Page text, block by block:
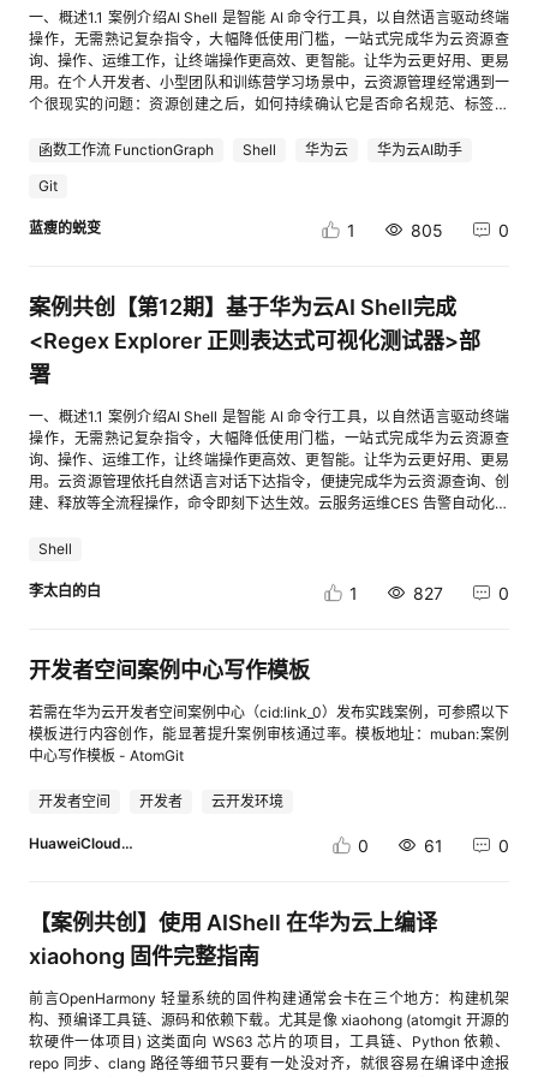
README 和运行验证等 9 项待办。经授权后，智能体在当前项目目录中生
成 package.json、app.js、db.js、EJS 页面和样式文件，并执行 npm
install 与 npm start。图 13 码道开发任务清单图 14 码道批量生成项目文件
7.3 自动运行与路由验证项目启动后，码道通过 PowerShell Invoke-
WebRequest 对首页、详情页、管理员登录、后台拦截、搜索和错误页面进
显示主要路由均达到预期状态码。7.4 测试与文档生成在完成人工功能操作
后，继续让码道读取 app.js 和 db.js，生成测试与验收记录、核心代码说明
例文档提供了结构化材料。图 15 码道生成测试与验收记录7.5 使用过程留痕
保留需求分析、需求修订、任务清单、文件变更和自动测试截图。保留码道
代金券余额或抵扣记录截图。图 16 码道个人用量与活跃记录图 17 专业版使
用记录8 实践验证与测试8.1 测试方法项目采用自动路由测试与人工功能测试
相结合的方法。自动测试用于快速确认 HTTP 状态码、搜索内容和登录重定
向；人工测试用于验证页面展示、表单交互、评价持久化、平均分变化、管
果GET /200200通过GET /dishes/1200200通过GET
/admin/login200200通过GET /admin/dishes（未登录）302302通过GET
/admin/reviews（未登录）302302通过GET /?q=红烧200 且包含红烧肉
符合通过GET /dishes/9999404404通过POST /admin/login（正确账号）
302 到 /admin/dishes符合通过8.3 普通用户功能测试用例测试内容结果
搜索“红烧”仅返回红烧肉通过TU-03菜品详情与历史评价显示通过TU-04提
在通过TU-06姓名为空、评分未选时显示错误提示通过TU-07不存在菜品显
TA-06查看全部评价记录通过TA-07退出登录后需重新登录通过TA-08图片
状态结果dishes8 条演示菜品9 条，含人工测试新增 1 条通过reviews8 条演
示评价11 条，含人工测试与视频演示新增 3 条通过admins1 个
admin/admin123存在通过重复启动不重复插入初始化数据数据不翻倍通过
普通用户菜品浏览、搜索、详情查看、评分评价，以及管理员登录、菜品增
现影响演示和提交的严重问题。项目已达到最小可交付、可运行、可验证和
稳定版本并重新打开浏览器工作区后，node -v 与 npm -v 正常返回。数据
库层选择 Node.js 内置 node:sqlite，避免 sqlite3 或 better-sqlite3 在
Windows 下可能出现的原生编译依赖问题。9.2 数据库首次初始化与重复启
入演示数据。解决方式是使用 fs.existsSync 创建 data 目录，CREATE
TABLE IF NOT EXISTS 建表，并通过 COUNT(*) 判断表是否为空后再插入
初始数据。9.3 平均评分与无评价菜品显示菜品列表既要显示有评价菜品的
平均分，也要保留无评价菜品。系统使用 LEFT JOIN 保留全部菜品，用
器缓存后，数据可能丢失；管理员操作不会自动同步给所有用户；适合演
示、原型和单机使用，不适合正式多人系统。正式用于学校食堂时，需要增
加：后端 API；数据库；用户登录；管理员身份认证；服务器端权限控制。
3.6 本地运行和功能验证保存 index.html 后，可以直接使用浏览器打开文件
进行验证，也可以使用本地静态服务器运行。建议按以下顺序进行检查：顾
否能够打开和关闭；评价表单验证是否完整；新增评价后，“我的评价”是否
志是否正常；数据统计是否随数据变化更新；刷新页面后数据是否仍然存
买弹性云服务器 ECS登录华为云控制台，搜索“弹性云服务器 ECS”，购买一
码或密钥。3.7.2 配置安全组进入 ECS 的安全组配置页面，检查入方向规
则。至少开放：22：SSH 登录 80：HTTP 访问如后续配置 HTTPS，再开
放：443：HTTPS 访问如果 Nginx 已启动但浏览器无法访问，首先检查安
全组是否放行 80 端口。3.7.3 使用 SSH 登录服务器在本地终端执行：ssh
root@服务器公网IP如果服务器使用其他用户名，可执行：ssh ubuntu@服
务器公网IP首次连接时，终端会询问是否信任服务器指纹，输入：yes然后
输入密码或使用私钥完成登录。3.7.4 安装并启动 Nginx执行以下命令：
sudo apt update sudo apt install nginx -y 启动 Nginx，并设置开机自动启
动：sudo systemctl start nginx sudo systemctl enable nginx在浏览器中
访问：http://服务器公网IP如果看到 Nginx 欢迎页面，说明 ECS、安全组和
IP:/var/www/html/index.html也可以先上传到用户目录，再登录服务器执
行：sudo cp index.html /var/www/html/index.html检查文件是否存在：ls
-lh /var/www/html/确认目录中存在：index.html重新访问：http://服务器
Nginx 默认站点配置：sudo nano /etc/nginx/sites-available/default核心
/var/www/html; index index.html; location / { try_files $uri $uri/ =404; } }
修改完成后，先检查语法：sudo nginx -t 确认配置正常后，重新加载
Nginx：sudo systemctl reload nginx3.7.7 OBS 访问 HTML 时直接下载的
但在部分场景中，使用 OBS 默认域名访问 HTML 对象时，响应头可能包
而不是直接渲染页面。使用自定义域名通常可以调整访问方式，但还需要配
需长期对外使用，可继续完成：购买域名；将域名解析到 ECS 公网 IP；在
Nginx 中配置域名；申请 HTTPS 证书；开放 443 端口。使用 Certbot 配置
HTTPS 时，可参考以下命令：sudo apt install certbot python3-certbot-
nginx -y sudo certbot --nginx -d 你的域名.com域名解析、备案和证书配
置不属于本案例的必做范围。3.8 运行结果与注意事项完成以上步骤后，系
统应具备以下能力：顾客浏览、搜索、筛选和评价菜品；顾客查看和修改自
己的评价；管理员维护菜品、分类和评价；管理员查看统计信息并导出
CSV；数据在当前浏览器中持久保存；网页通过 ECS 公网 IP 在线访问。需
与菜单查询、个人偏好、评价审核、改进任务、数据看板、用户管理、管理
员自身保护、顾客端菜单与移动导航等流程。测试运行依赖本地 MySQL、
已执行的 Prisma 迁移和种子数据；完整云端 Playwright 回归不在本次范
围。4.3 华为云部署与公网验证部署架构如图 7 所示：浏览器请求先到达
EIP 1.94.198.53，进入 ECS 上的 Nginx；Nginx 直接提供 React 静态页面
NestJS API；API 由 PM2 管理，并通过 VPC 私网访问 RDS for MySQL。
译二进制下载失败，替换为纯 JavaScript 实现的 bcryptjs 后种子脚本可正
常执行。二是 RDS 密码中的 $ 需要在 DATABASE_URL 中编码为 %24，否
则 Prisma 报 P1013 连接 URL 格式错误。修正后成功应用 2 条迁移，并初
验证的内容包括：首页 http://1.94.198.53/健康检查 /api/v1/health菜品接口
/api/v1/dishes?pageSize=1指定日期和餐次的 menu-items 查询菜品图片
静态资源加载五、案例总结与资源说明本案例展示了如何借助 CodeArts
Agent 的 Spec-Driven 模式，将食堂菜品评价管理系统的业务规格拆分为
可执行任务，并在实现、调试与部署阶段持续协作。Agent 的价值在于加速
任务分解、代码生成和问题定位，而业务边界、代码变更和测试结果仍需人
工确认。
代码：帮我总结项目，生成README文档，并将代码上传至
https://gitcode.com/sinat_41661654/KeCloud.git码道自动完成代码上传。
四、对话AI Shell，线上部署应用4.1 下载源码登录华为开发者空间，点击AI
Shell图标启动云端环境，下载源码：帮我下载
https://gitcode.com/sinat_41661654/KeCloud.git到本地4.2 规划资源继续
罗列一下项目部署的所需资源。4.3 部署项目选用经济方案，继续对话AI
Shell生成Terraform配置：请使用通用型 s6.large.2(2vCPU/4GB)、Ubuntu
22.04 ECS，单机 Docker Compose 方案生成Terraform配置继续对话AI
apply继续对话AI Shell，连接ECS并部署应用：帮我连接到ECS并部署应用
此，AI Shell上云：码道AgentTeam驱动小微企业SaaS全链路实战案例结
束，各位小伙伴快来开发者空间 AI Shell和华为云码道（CodeArts）代码智
能体体验吧！我正在参加【案例共创】【第12期】基于华为云AI Shell完成
云资源管理、云服务运维和应用部署。
用？此临时凭据仅在您的沙箱环境中存储，不会上传至任何第三方服务器您
可以通过hwcloud logout命令清除已同步的凭据点击“同意”即可，无需手动
配置AK/SK，系统会自动完成身份认证。2.3 确认环境就绪在AI Shell对话框
中输入以下内容，测试是否正常工作：请简单介绍一下你是谁？你具备哪些
技能？如果AI Shell正常回复，说明环境已就绪，可以开始后续操作。三、
华为云账户余额AI Shell会自动调用账单查询技能，返回当前账户余额信
息，包括现金余额、奖励金额等。3.2 查询本月账单汇总继续输入：查询我
2026年7月的账单汇总，按产品类型统计AI Shell会返回本月各云服务的消
场等。实操提示：如果当前月份还没产生费用，可以查询上一个完整月份的
Shell会返回每笔扣费的详细记录，包括：产品类型资源类型资源名称/规格
区域消费金额*末尾都会进行总计汇总，非常的清晰。四、阶段二：闲置资
源识别成本优化的第一步是“找到不该花的钱”。很多开发者开了ECS测试，
用完就忘了关，这种闲置资源是云成本浪费的主要来源。4.1 查询所有ECS
实例状态输入：查询我当前所有ECS实例的列表，包括状态、规格和创建时
些是“已停止”。（目前我只部署了常用的测试服务器，不用的就清理，不占
用资源，保持良好习惯。）4.2 识别低负载实例要找出“开了但几乎没用”的
资源，需要结合监控数据。输入：帮我找出北京区域所有运行中但CPU使用
率持续低于10%的ECS实例AI Shell会调用CES监控技能，查询各实例的
CPU使用率历史数据，筛选出低负载实例。（我北京地区没有实例，输出结
输入：查询我所有未绑定云资源的弹性公网IP（EIP）列表如果发现有未绑
询都不会产生费用，只是读取已有数据进行分析。五、阶段三：成本归属分
输入：查询本月账单，按企业项目维度统计费用5.2 识别未归集资源有些资
源创建时没有绑定企业项目，会导致成本无法归属。输入：找出所有未绑定
企业项目的云资源AI Shell会返回未绑定企业项目的资源清单，你可以据此
进行整改。六、阶段四：设置预算预警6.1 配置预算告警提前设好预算，避
免月底收到“惊喜账单”。输入：帮我设置一个本月费用预算，总额500元，
知）服务，自动配置预算告警规则。但如果安装的是只读类，那他就无法进
行执行和配置，但是会返回信息告知你如何进行操作。如上图所示。注意：
SMN服务会按通知条数收取少量费用，预计全年不超过5元，属于可忽略的
成本。6.2 查看当前消费进度随时掌握本月已用额度：查询本月已消费金
使用完毕后及时清理，可以避免持续计费。7.1 确认待清理资源首先列出所
有可以清理的资源：列出我所有运行中但非生产环境的ECS实例7.2 执行清
理确认无误后，输入：帮我释放实例ID为[实例ID]的ECS，并确认释放成功
所以这里我就不演示了，大家按需求执行即可。安全提示：执行清理操作
前，务必确认资源上没有重要数据建议先对关键资源做快照或备份释放操作
不可逆，请谨慎操作【案例共创】【第12期】基于华为云AI Shell完成云资
源管理、云服务运维和应用部署
一、概述1.1 案例介绍AI Shell 是智能 AI 命令行工具，以自然语言驱动终端
操作，无需熟记复杂指令，大幅降低使用门槛，一站式完成华为云资源查
询、操作、运维工作，让终端操作更高效、更智能。让华为云更好用、更易
用。在个人开发者、小型团队和训练营学习场景中，云资源管理经常遇到一
个很现实的问题：资源创建之后，如何持续确认它是否命名规范、标签完
入控制台逐项查看，效率低，也容易遗漏。企业级云治理平台能力完整，但
案例使用华为云 AI Shell 辅助设计并生成一个“零成本云资源体检助手”。该
用 Python 完成命名规范、标签合规、过期时间、闲置资源和公开访问检
终实现了以下目标：通过 AI Shell 自然语言交互完成方案设计、代码生成、
项目修正和部署记录整理。使用 GitCode 托管完整项目，代码和配置可复
现。使用 FunctionGraph 运行巡检逻辑，不购买服务器。使用本地模拟资
源清单，不调用真实云 API，不配置 AK/SK。通过函数返回值和日志输出报
告，不使用外部存储或消息服务。对公开仓库中的报告和资源清单提供脱敏
版本，方便案例公开传播。1.2 适用对象企业个人开发者高校学生1.3 案例时
间本案例总时长预计60分钟。1.4 资源总览资源名称规格单价（元）AI Shell
体验版免费FunctionGraph函数每月前100万次调用免费免费华为云资源模
拟免费二、AI Shell 使用指导2.1 获取访问秘钥AK 是Access Key（访问密
钥）的缩写, 用于标识用户身份的唯一 ID, 通常公开传输。SK 是Secret
Key（秘密密钥）的缩写，用于生成请求签名的保密密钥，仅用户和服务端
权访问。备注：如果已有访问密钥，本步骤可以忽略。2.2 登录进入 AI
Shell 环境登录进入开发者空间官网，从侧边栏快捷入口一键拉起 AI Shell。
同意华为云开发者服务协议、隐私声明及开发平台协议。同意将临时访问凭
AI Shell完成云资源管理、云服务运维和应用部署案例方向：云资源管理、
https://gitcode.com/N9_xx/AIShell_CloudHealthChecker演示环境：华为
云 AI Shell、GitCode、FunctionGraph 函数工作流成本说明：本案例严格
采用零付费架构，仅使用 AI Shell 辅助生成、GitCode 代码托管、
返回值。不使用 OBS、SMN、API Gateway、ECS、RDS、AK/SK、云
于大型企业。个人开发者和小团队同样会遇到以下问题：痛点典型表现影响
源没有过期时间或长期未使用容易产生配额占用和潜在费用风险运维检查依
赖人工需要手动进入多个控制台页面查看效率低、不可复用、容易遗漏新手
担心误用付费资源不清楚哪些服务会产生费用降低实践意愿因此，本案例的
设计原则是：用最小资源完成可复现的云资源巡检闭环。即使不购买 ECS、
RDS、OBS 等资源，也可以通过模拟清单和规则引擎，把云资源治理的关
键方法跑通。2. 方案架构整体架构如下：flowchart LR A["开发者"] -->
B["AI Shell"] B --> C["生成和修正项目代码"] C --> D["GitCode 仓库"] D -
函数工作流 FunctionGraph Shell 华为云
华为云AI助手
Git
蓝瘦的蜕变 1 805 0
案例共创【第12期】基于华为云AI Shell完成
<Regex Explorer 正则表达式可视化测试器>部
署
一、概述1.1 案例介绍AI Shell 是智能 AI 命令行工具，以自然语言驱动终端
操作，无需熟记复杂指令，大幅降低使用门槛，一站式完成华为云资源查
询、操作、运维工作，让终端操作更高效、更智能。让华为云更好用、更易
用。云资源管理依托自然语言对话下达指令，便捷完成华为云资源查询、创
建、释放等全流程操作，命令即刻下达生效。云服务运维CES 告警自动化技
警、多环境运维场景。应用部署依托自然语言对话轻松实现华为云资源编排
时长预计60分钟。1.4 资源总览创建华为云资源需要收费，请按需充值。本
获取访问秘钥AK 是Access Key（访问密钥）的缩写, 用于标识用户身份的
唯一 ID, 通常公开传输。SK 是Secret Key（秘密密钥）的缩写，用于生成
制验证请求发送者的合法性，防止未授权访问。开发者配置 AK/SK，等同于
在 AI Shell 中进行身份信息认证。可以参考 获取AK/SK 文档。备注：如果
已有访问密钥，本步骤可以忽略。2.2 登录进入 AI Shell 环境登录进入开发
协议、隐私声明及开发平台协议。同意将临时访问凭据(AK/SK)同步至 AI
Shell 对话框中输入以下提示词：复制代码请简单介绍AI Shell复制代码你是
看我当前的服务器有哪些2.3.2 生成华为云 Terraform 配置并执行部署在 AI
Shell 对话框中输入以下提示词：复制代码请基于源码地址
https://gitcode.com/zhepama/regex-explorer 分析项目代码，为此应用在
目，分析项目结构和技术栈。分析完成，规划架构。创建配置文件，验证
Terraform 配置。部署过程会问我们要ssh密码:部署完成。浏览器访问：释
放云资源：在 AI Shell 对话框中输入以下提示词：复制代码请帮我销毁本次
所创建的云资源,(排除已有的ECS实例hcss_ecs_c556) 资源销毁完成。开发
Shell
李太白的白 1 827 0
开发者空间案例中心写作模板
若需在华为云开发者空间案例中心（cid:link_0）发布实践案例，可参照以下
模板进行内容创作，能显著提升案例审核通过率。模板地址：muban:案例
中心写作模板 - AtomGit
开发者空间 开发者 云开发环境
HuaweiCloudDeveloper 0 61 0
【案例共创】使用 AIShell 在华为云上编译
xiaohong 固件完整指南
前言OpenHarmony 轻量系统的固件构建通常会卡在三个地方：构建机架
构、预编译工具链、源码和依赖下载。尤其是像 xiaohong (atomgit 开源的
软硬件一体项目) 这类面向 WS63 芯片的项目，工具链、Python 依赖、
repo 同步、clang 路径等细节只要有一处没对齐，就很容易在编译中途报